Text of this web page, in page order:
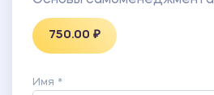
750.00 ₽
Имя *